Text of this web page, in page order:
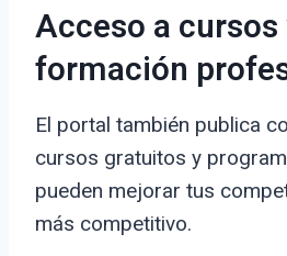
Acceso a cursos
formación
El portal también publica
cursos gratuitos y
pueden mejorar tus
más competitivo.